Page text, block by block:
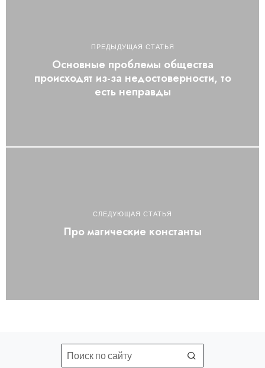
ПРЕДЫДУЩАЯ СТАТЬЯ
Основные проблемы общества
происходят из-за недостоверности, то
есть неправды
СЛЕДУЮЩАЯ СТАТЬЯ
Про магические константы